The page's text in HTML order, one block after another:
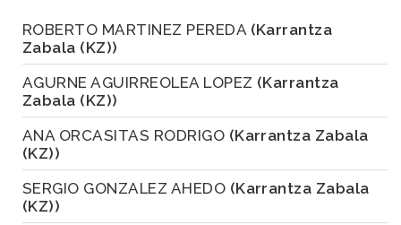
ROBERTO MARTINEZ PEREDA (Karrantza
Zabala (KZ))
AGURNE AGUIRREOLEA LOPEZ (Karrantza
Zabala (KZ))
ANA ORCASITAS RODRIGO (Karrantza Zabala
(KZ))
SERGIO GONZALEZ AHEDO (Karrantza Zabala
(KZ))